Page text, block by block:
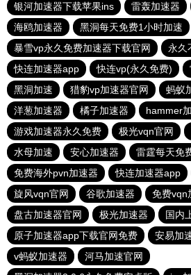
银河加速器下载苹果ins
雷轰加速器
海鸥加速器
黑洞每天免费1小时加速
暴雪vp永久免费加速器下载官网
永久
快连加速器app
快连vp(永久免费)
黑洞加速
猎豹vp加速器官网 蚂蚁
洋葱加速器
橘子加速器 hammer
游戏加速器永久免费
极光vqn官网
水母加速
安心加速器
雷霆每天免
免费海外pvn加速器
快连加速器app
旋风vqn官网
谷歌加速器 免费vqn
盘古加速器官网
极光加速器
国内
原子加速器app下载官网免费
安易加
v蚂蚁加速器
河马加速官网